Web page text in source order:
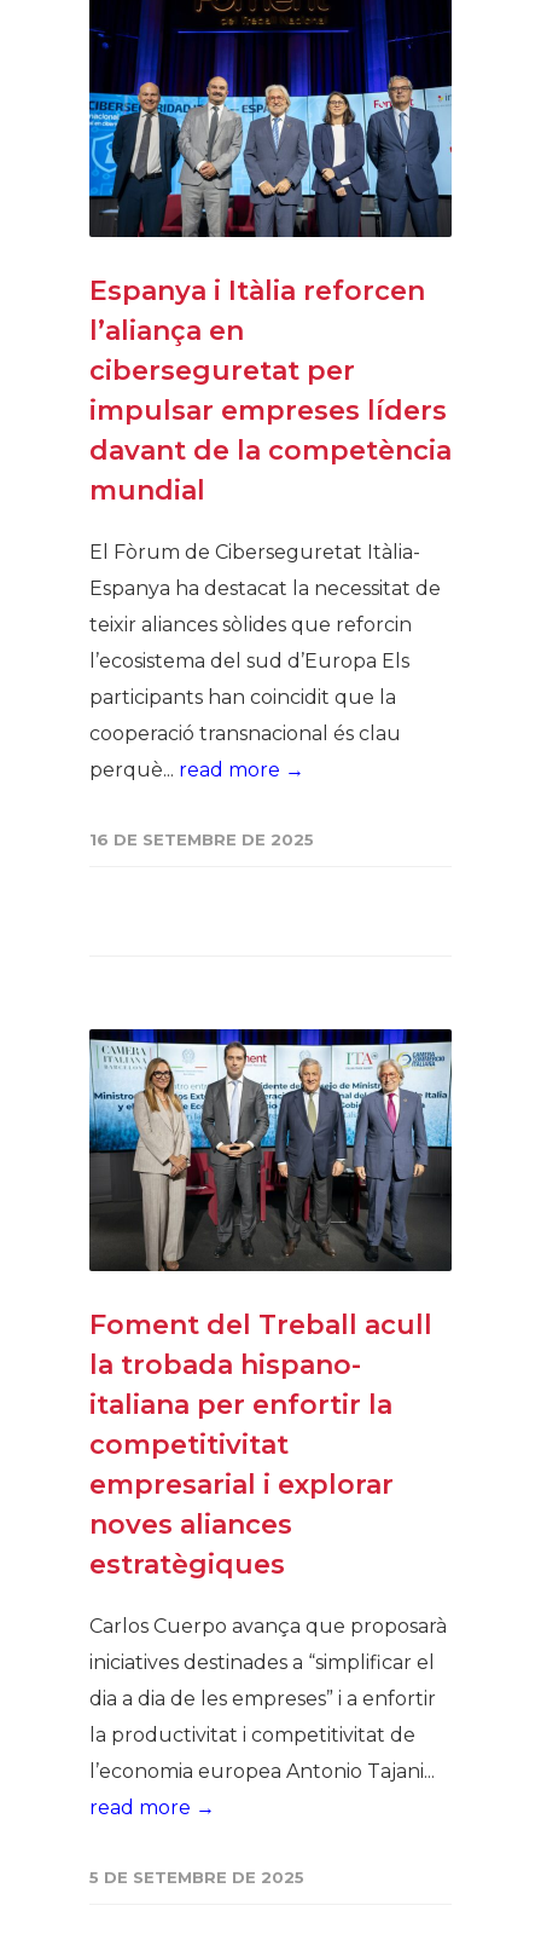
Espanya i Itàlia reforcen
l’aliança en
ciberseguretat per
impulsar empreses líders
davant de la competència
mundial
El Fòrum de Ciberseguretat Itàlia-
Espanya ha destacat la necessitat de
teixir aliances sòlides que reforcin
l’ecosistema del sud d’Europa Els
participants han coincidit que la
cooperació transnacional és clau
perquè... read more →
16 DE SETEMBRE DE 2025
Foment del Treball acull
la trobada hispano-
italiana per enfortir la
competitivitat
empresarial i explorar
noves aliances
estratègiques
Carlos Cuerpo avança que proposarà
iniciatives destinades a “simplificar el
dia a dia de les empreses” i a enfortir
la productivitat i competitivitat de
l’economia europea Antonio Tajani...
read more →
5 DE SETEMBRE DE 2025